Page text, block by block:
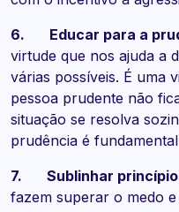
6. Educar para a
virtude que nos ajuda a
várias possíveis. É uma
pessoa prudente não
situação se resolva
prudência é
7. Sublinhar
fazem superar o medo